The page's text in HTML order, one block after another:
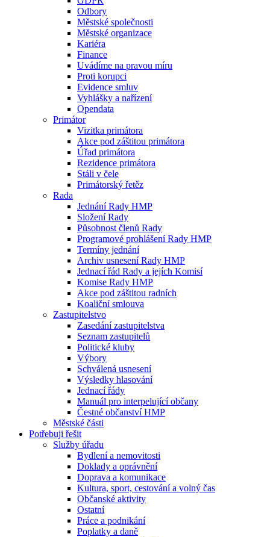
Odbory
Městské společnosti
Městské organizace
Kariéra
Finance
Uvádíme na pravou míru
Proti korupci
Evidence smluv
Vyhlášky a nařízení
Opendata
Primátor
Vizitka primátora
Akce pod záštitou primátora
Úřad primátora
Rezidence primátora
Stáli v čele
Primátorský řetěz
Rada
Jednání Rady HMP
Složení Rady
Působnost členů Rady
Programové prohlášení Rady HMP
Termíny jednání
Archiv usnesení Rady HMP
Jednací řád Rady a jejích Komisí
Komise Rady HMP
Akce pod záštitou radních
Koaliční smlouva
Zastupitelstvo
Zasedání zastupitelstva
Seznam zastupitelů
Politické kluby
Výbory
Schválená usnesení
Výsledky hlasování
Jednací řády
Manuál pro interpelující občany
Čestné občanství HMP
Městské části
Potřebuji řešit
Služby úřadu
Bydlení a nemovitosti
Doklady a oprávnění
Doprava a komunikace
Kultura, sport, cestování a volný čas
Občanské aktivity
Ostatní
Práce a podnikání
Poplatky a daně